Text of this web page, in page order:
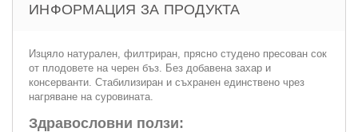
ИНФОРМАЦИЯ ЗА ПРОДУКТА
Изцяло натурален, филтриран, прясно студено пресован сок
от плодовете на черен бъз. Без добавена захар и
консерванти. Стабилизиран и съхранен единствено чрез
нагряване на суровината.
Здравословни ползи: